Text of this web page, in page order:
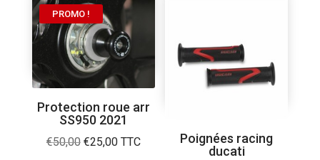
plus
récent
au
plus
ancien
PROMO !
Protection roue arr
SS950 2021
€50,00 Le
€25,00Le
TTC
Poignées racing
ducati